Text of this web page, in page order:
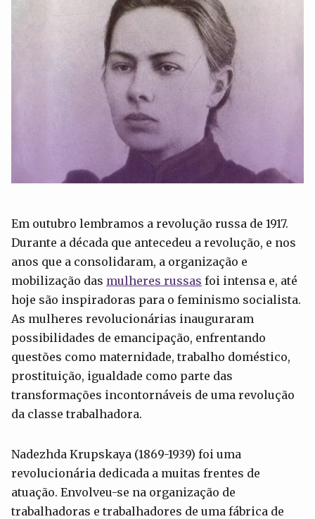
Em outubro lembramos a revolução russa de 1917.
Durante a década que antecedeu a revolução, e nos
anos que a consolidaram, a organização e
mobilização das mulheres russas foi intensa e, até
hoje são inspiradoras para o feminismo socialista.
As mulheres revolucionárias inauguraram
possibilidades de emancipação, enfrentando
questões como maternidade, trabalho doméstico,
prostituição, igualdade como parte das
transformações incontornáveis de uma revolução
da classe trabalhadora.
Nadezhda Krupskaya (1869-1939) foi uma
revolucionária dedicada a muitas frentes de
atuação. Envolveu-se na organização de
trabalhadoras e trabalhadores de uma fábrica de